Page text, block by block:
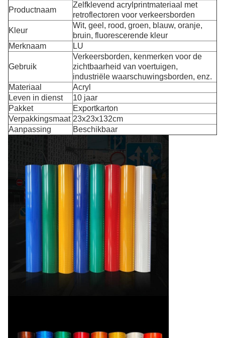
Productnaam
Zelfklevend acrylprintmateriaal met
retroflectoren voor verkeersborden
Kleur
Wit, geel, rood, groen, blauw, oranje,
bruin, fluorescerende kleur
Merknaam
LU
Gebruik
Verkeersborden, kenmerken voor de
zichtbaarheid van voertuigen,
industriële waarschuwingsborden, enz.
Materiaal
Acryl
Leven in dienst
10 jaar
Pakket
Exportkarton
Verpakkingsmaat 23x23x132cm
Aanpassing
Beschikbaar